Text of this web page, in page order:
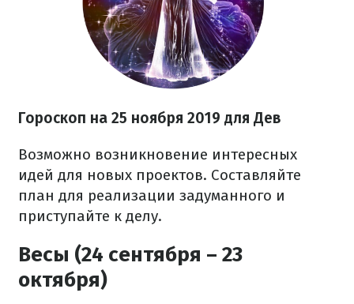
Гороскоп на 25 ноября 2019 для Дев
Возможно возникновение интересных
идей для новых проектов. Составляйте
план для реализации задуманного и
приступайте к делу.
Весы (24 сентября – 23
октября)